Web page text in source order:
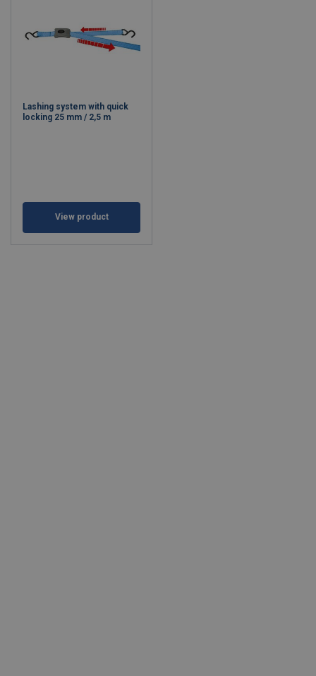
Lashing system with quick
locking 25 mm / 2,5 m
View product